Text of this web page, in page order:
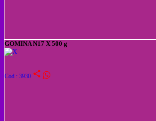
GOMINA N17 X 500 g
Cod : 3930 share